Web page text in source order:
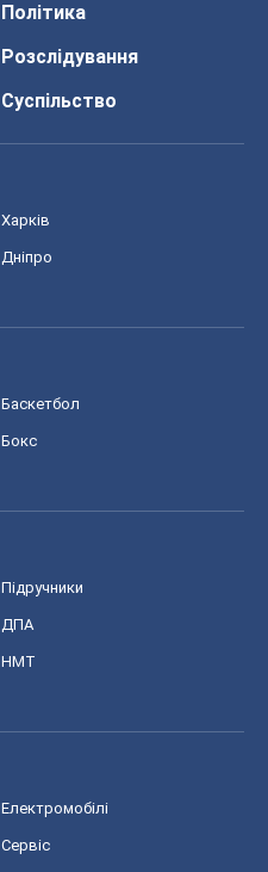
Політика
Розслідування
Суспільство
Харків
Дніпро
Баскетбол
Бокс
Підручники
ДПА
НМТ
Електромобілі
Сервіс